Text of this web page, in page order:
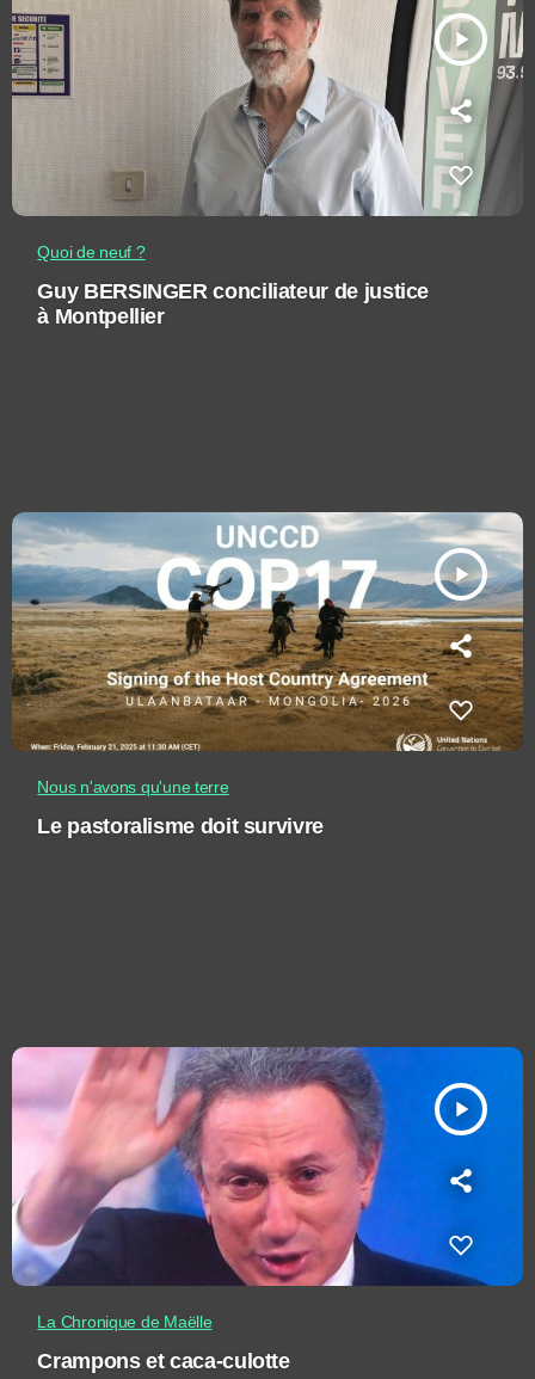
play_arrow
Quoi de neuf ?
Guy BERSINGER conciliateur de justice
à Montpellier
play_arrow
Nous n'avons qu'une terre
Le pastoralisme doit survivre
play_arrow
La Chronique de Maëlle
Crampons et caca-culotte